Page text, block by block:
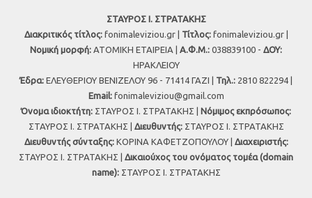
ΣΤΑΥΡΟΣ Ι. ΣΤΡΑΤΑΚΗΣ
Διακριτικός τίτλος:fonimaleviziou.gr | Τίτλος:fonimaleviziou.gr |
Νομική μορφή: ΑΤΟΜΙΚΗ ΕΤΑΙΡΕΙΑ | Α.Φ.Μ.: 038839100 - ΔΟΥ:
ΗΡΑΚΛΕΙΟΥ
Έδρα: ΕΛΕΥΘΕΡΙΟΥ ΒΕΝΙΖΕΛΟΥ 96 - 71414 ΓΑΖΙ | Τηλ.: 2810 822294 |
Εmail: fonimaleviziou@gmail.com
Όνομα ιδιοκτήτη: ΣΤΑΥΡΟΣ Ι. ΣΤΡΑΤΑΚΗΣ | Νόμιμος εκπρόσωπος:
ΣΤΑΥΡΟΣ Ι. ΣΤΡΑΤΑΚΗΣ | Διευθυντής:ΣΤΑΥΡΟΣ Ι. ΣΤΡΑΤΑΚΗΣ
Διευθυντής σύνταξης:ΚΟΡΙΝΑ ΚΑΦΕΤΖΟΠΟΥΛΟΥ | Διαχειριστής:
ΣΤΑΥΡΟΣ Ι. ΣΤΡΑΤΑΚΗΣ | Δικαιούχος του ονόματος τομέα (domain
name):ΣΤΑΥΡΟΣ Ι. ΣΤΡΑΤΑΚΗΣ